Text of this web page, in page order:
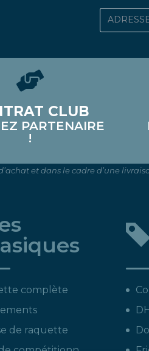
CLUB
PARTENAIRE
!
et dans le cadre d’une
complète
de raquette